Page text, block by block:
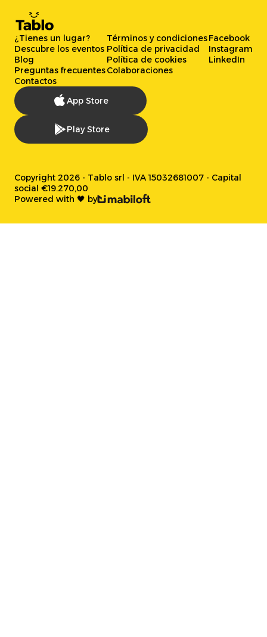
¿Tienes un lugar?
Descubre los eventos
Blog
Preguntas frecuentes
Contactos
Términos y condiciones
Política de privacidad
Política de cookies
Colaboraciones
Facebook
Instagram
LinkedIn
App Store
Play Store
Copyright 2026 - Tablo srl - IVA 15032681007 - Capital
social €19.270,00
Powered with 🖤 by